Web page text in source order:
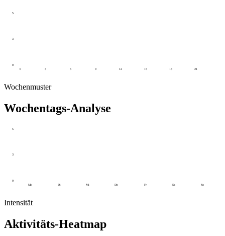
0
3
5
0 3 6 9 12 15 18 21
Wochenmuster
Wochentags-Analyse
0
3
5
Mo Di Mi Do Fr Sa So
Intensität
Aktivitäts-Heatmap